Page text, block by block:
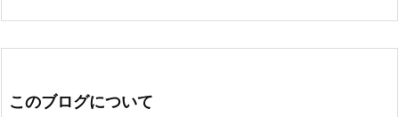
このブログについて